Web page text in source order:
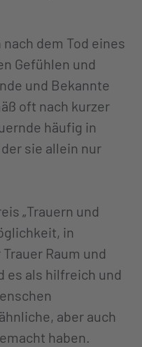
dem Tod eines
Gefühlen und
und Bekannte
oft nach kurzer
häufig in
sie allein nur
„Trauern und
in
Raum und
es als hilfreich und
aber auch
haben.